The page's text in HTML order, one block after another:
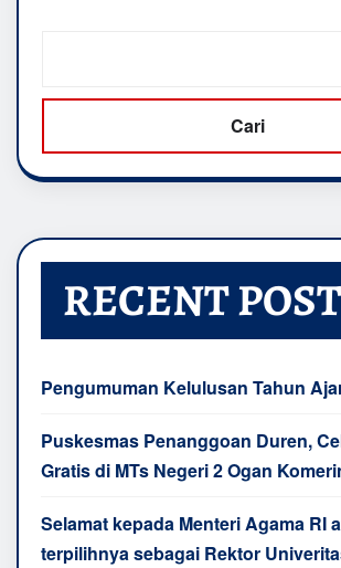
Cari
RECENT
Pengumuman Kelulusan Tahun
Puskesmas Penanggoan Duren,
Gratis di MTs Negeri 2 Ogan
Selamat kepada Menteri Agama RI
terpilihnya sebagai Rektor